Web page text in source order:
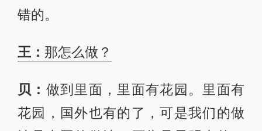
错的。
王： 那怎么做？
贝： 做到里面，里面有花园。里面有
花园，国外也有的了，可是我们的做